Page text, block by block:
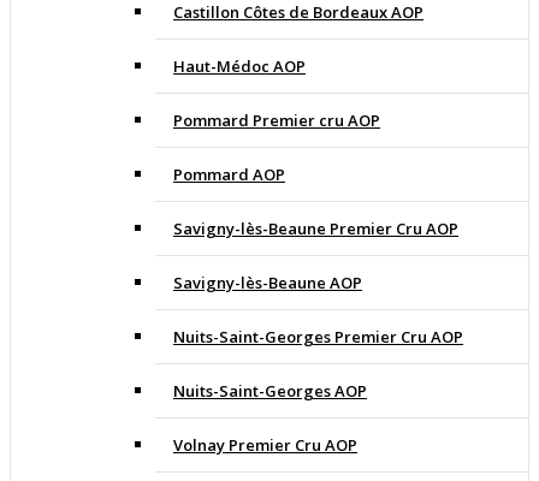
Castillon Côtes de Bordeaux AOP
Haut-Médoc AOP
Pommard Premier cru AOP
Pommard AOP
Savigny-lès-Beaune Premier Cru AOP
Savigny-lès-Beaune AOP
Nuits-Saint-Georges Premier Cru AOP
Nuits-Saint-Georges AOP
Volnay Premier Cru AOP